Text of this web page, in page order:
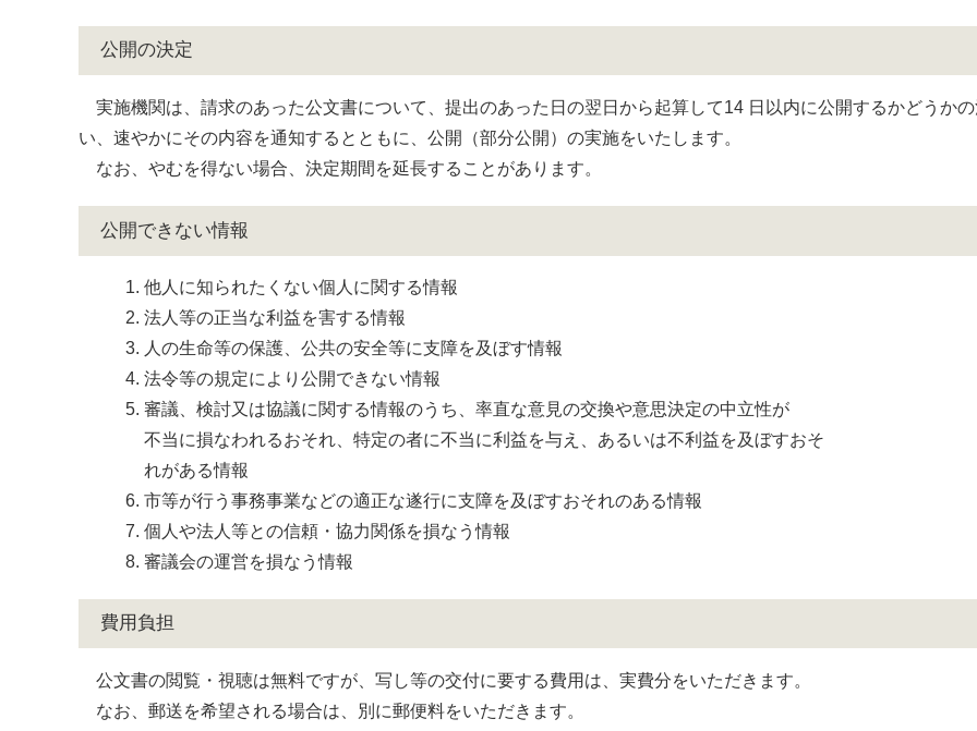
公開の決定
実施機関は、請求のあった公文書について、提出のあった日の翌日から起算して14 日以内に公開するかどうか
い、速やかにその内容を通知するとともに、公開（部分公開）の実施をいたします。
なお、やむを得ない場合、決定期間を延長することがあります。
公開できない情報
他人に知られたくない個人に関する情報
法人等の正当な利益を害する情報
人の生命等の保護、公共の安全等に支障を及ぼす情報
法令等の規定により公開できない情報
審議、検討又は協議に関する情報のうち、率直な意見の交換や意思決定の中立性が
不当に損なわれるおそれ、特定の者に不当に利益を与え、あるいは不利益を及ぼすおそ
れがある情報
市等が行う事務事業などの適正な遂行に支障を及ぼすおそれのある情報
個人や法人等との信頼・協力関係を損なう情報
審議会の運営を損なう情報
費用負担
公文書の閲覧・視聴は無料ですが、写し等の交付に要する費用は、実費分をいただきます。
なお、郵送を希望される場合は、別に郵便料をいただきます。